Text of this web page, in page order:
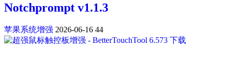
Notchprompt v1.1.3
苹果系统增强 2026-06-16 44